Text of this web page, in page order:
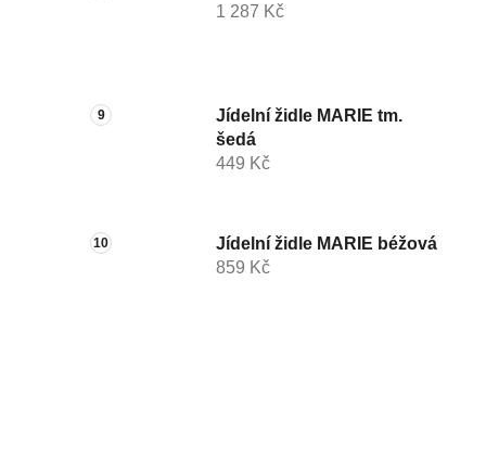
1 287 Kč
Jídelní židle MARIE tm.
šedá
449 Kč
Jídelní židle MARIE béžová
859 Kč